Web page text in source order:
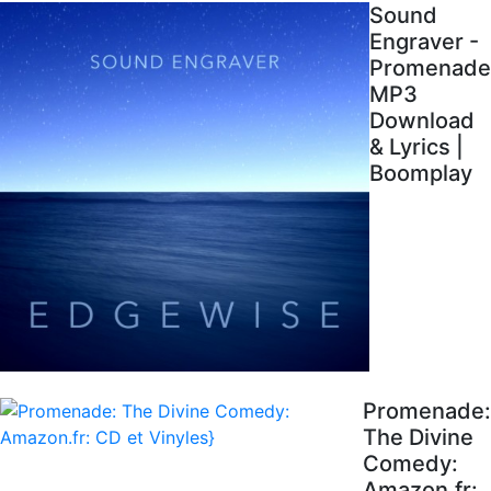
Sound
Engraver -
Promenade
MP3
Download
& Lyrics |
Boomplay
Promenade:
The Divine
Comedy: